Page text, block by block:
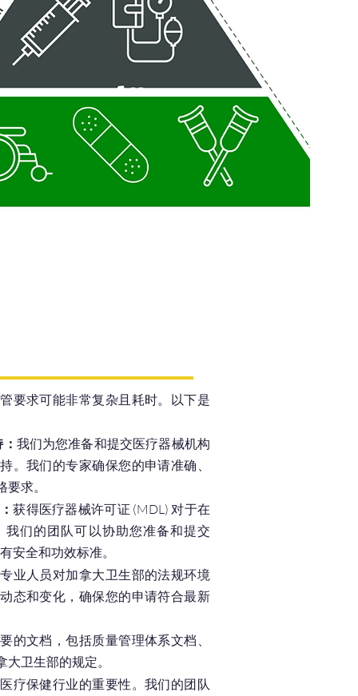
要求可能非常复杂且耗时。以下是
我们为您准备和提交医疗器械机构
。我们的专家确保您的申请准确、
求。
获得医疗器械许可证 (MDL) 对于在
们的团队可以协助您准备和提交
安全和功效标准。
业人员对加拿大卫生部的法规环境
态和变化，确保您的申请符合最新
的文档，包括质量管理体系文档、
卫生部的规定。
疗保健行业的重要性。我们的团队